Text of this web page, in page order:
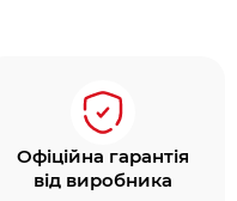
Офіційна гарантія
від виробника